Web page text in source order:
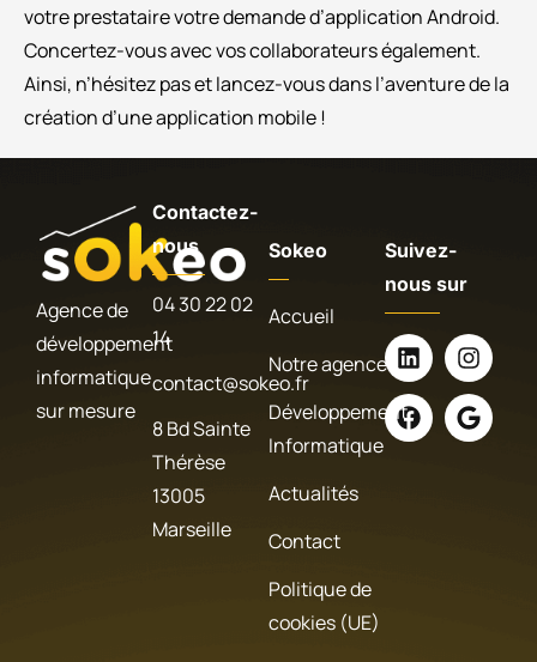
votre prestataire votre demande d’application Android.
Concertez-vous avec vos collaborateurs également.
Ainsi, n’hésitez pas et lancez-vous dans l’aventure de la
création d’une application mobile !
Agence de
développement
informatique
sur mesure
Contactez-
nous
04 30 22 02
14
contact@sokeo.fr
8 Bd Sainte
Thérèse
13005
Marseille
Sokeo
Accueil
Notre agence
Développement
Informatique
Actualités
Contact
Politique de
cookies (UE)
Suivez-
nous sur